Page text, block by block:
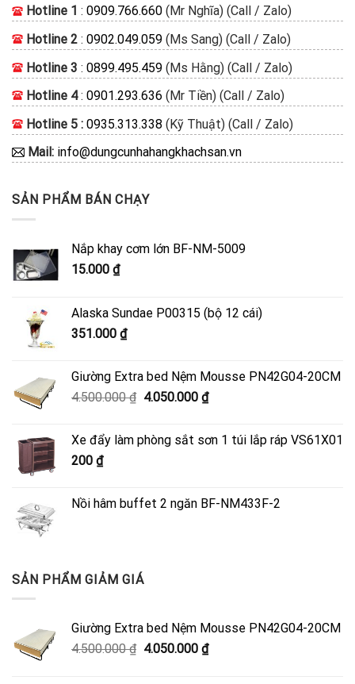
Hotline 1 : 0909.766.660 (Mr Nghĩa) (Call / Zalo)
Hotline 2 : 0902.049.059 (Ms Sang) (Call / Zalo)
Hotline 3 : 0899.495.459 (Ms Hằng) (Call / Zalo)
Hotline 4: 0901.293.636 (Mr Tiền) (Call / Zalo)
Hotline 5 : 0935.313.338 (Kỹ Thuật) (Call / Zalo)
Mail: info@dungcunhahangkhachsan.vn
SẢN PHẨM BÁN CHẠY
Nắp khay cơm lớn BF-NM-5009
15.000 ₫
Alaska Sundae P00315 (bộ 12 cái)
351.000 ₫
Giường Extra bed Nệm Mousse PN42G04-20CM
4.500.000₫ Giá
4.500.000 ₫.
4.050.000 ₫Giá
là:
Xe đẩy làm phòng sắt sơn 1 túi lắp ráp VS61X01
200 ₫
Nồi hâm buffet 2 ngăn BF-NM433F-2
SẢN PHẨM GIẢM GIÁ
Giường Extra bed Nệm Mousse PN42G04-20CM
4.500.000₫ Giá
4.050.000 ₫Giá